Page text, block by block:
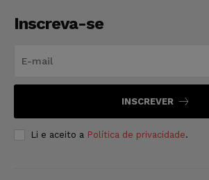
Inscreva-se
INSCREVER
Li e aceito a Política de privacidade.